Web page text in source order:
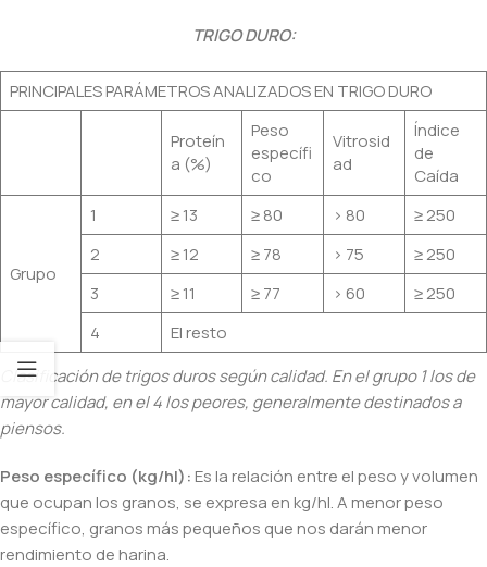
TRIGO DURO:
PRINCIPALES PARÁMETROS ANALIZADOS EN TRIGO DURO
Proteín
a (%)
Peso
específi
co
Vitrosid
ad
Índice
de
Caída
Grupo
1 ≥ 13 ≥ 80 > 80
≥ 250
2
≥ 12 ≥ 78 > 75
≥ 250
3
≥ 11 ≥ 77 > 60
≥ 250
4
El resto
Clasificación de trigos duros según calidad. En el grupo 1 los de
mayor calidad, en el 4 los peores, generalmente destinados a
piensos.
Peso específico (kg/hl):Es la relación entre el peso y volumen
que ocupan los granos, se expresa en kg/hl. A menor peso
específico, granos más pequeños que nos darán menor
rendimiento de harina.